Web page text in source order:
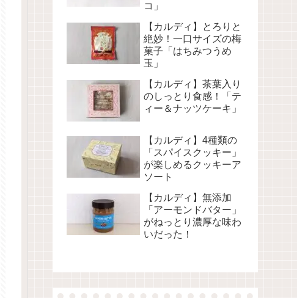
コ」
【カルディ】とろりと
絶妙！一口サイズの梅
菓子「はちみつうめ
玉」
【カルディ】茶葉入り
のしっとり食感！「テ
ィー＆ナッツケーキ」
【カルディ】4種類の
「スパイスクッキー」
が楽しめるクッキーア
ソート
【カルディ】無添加
「アーモンドバター」
がねっとり濃厚な味わ
いだった！